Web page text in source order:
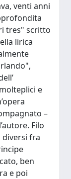
venti anni
tres" scritto
lirica
e
–
Filo
fra
ben
e poi